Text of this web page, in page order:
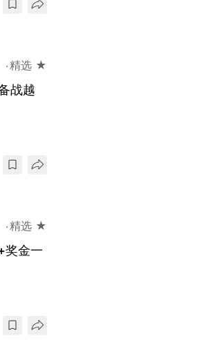
精选 ★
战越
精选 ★
奖金一